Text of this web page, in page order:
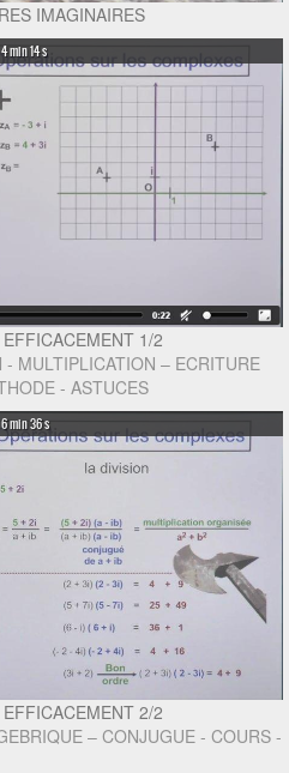
IMAGINAIRES
4 min 14 s
1/2
MULTIPLICATION – ECRITURE
- ASTUCES
6 min 36 s
2/2
– CONJUGUE - COURS -